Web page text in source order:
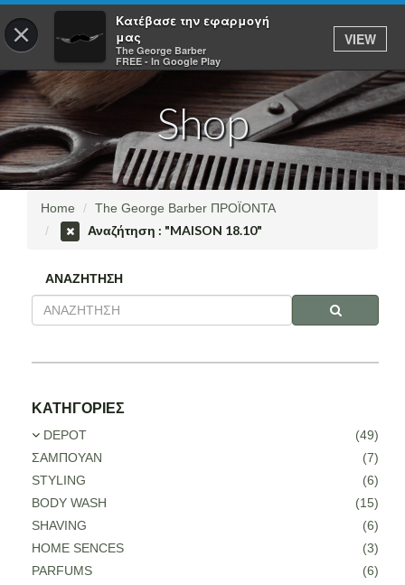
×
Κατέβασε την εφαρμογή
μας
The George Barber
FREE - In Google Play
VIEW
ΣΥΝΔΕΣΗ
ΑΡΧΙΚΗ
ΥΠΗΡΕΣΙΕΣ
ΚΡΑΤΗΣΕΙΣ
ΠΡΟΪΟΝΤΑ
ΕΦΑΡΜΟΓΕΣ
ΤΑ ΝΕΑ ΜΑΣ
ΕΠΙΚΟΙΝΩΝΙΑ
Shop
Home The George Barber ΠΡΟΪΟΝΤΑ
Αναζήτηση : "MAISON 18.10"
ΑΝΑΖΗΤΗΣΗ
ΚΑΤΗΓΟΡΙΕΣ
DEPOT
(49)
ΣΑΜΠΟΥΑΝ
(7)
STYLING
(6)
BODY WASH
(15)
SHAVING
(6)
HOME SENCES
(3)
PARFUMS
(6)